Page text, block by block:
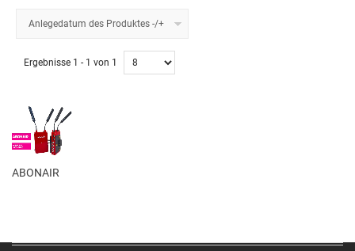
Anlegedatum des Produktes -/+
Ergebnisse 1 - 1 von 1
ABONAIR